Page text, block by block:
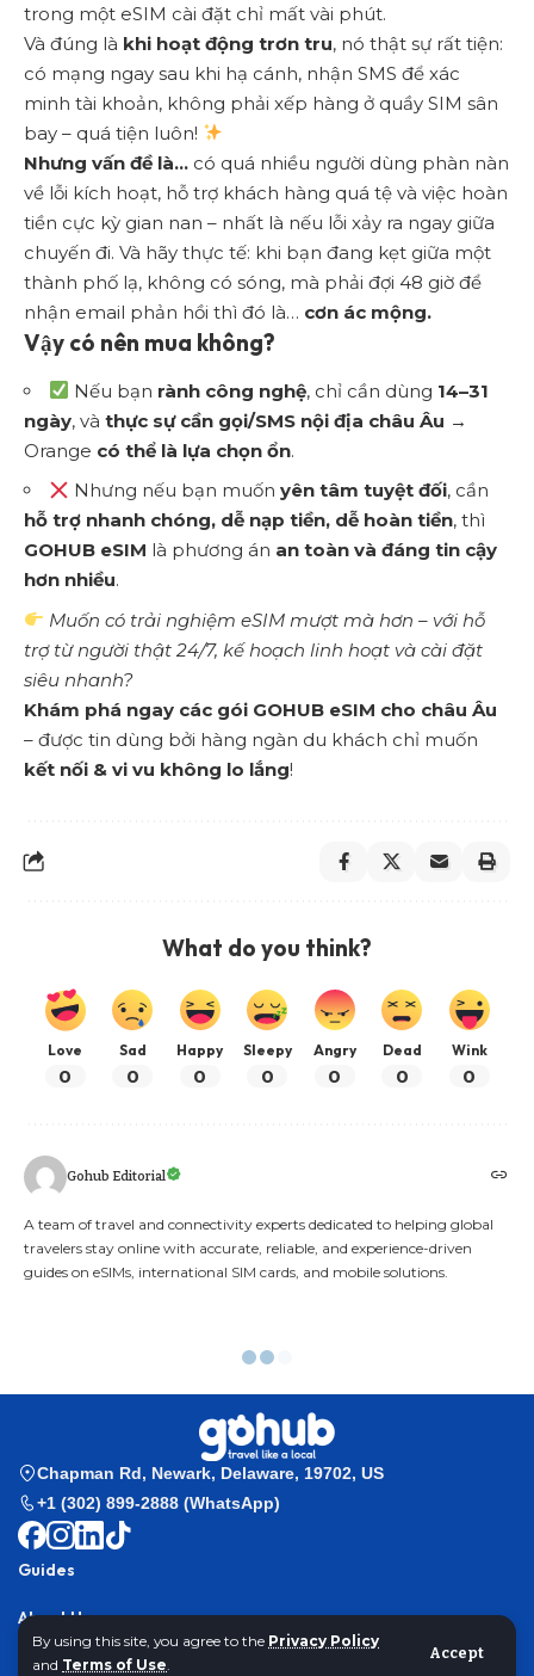
By using this site, you agree to the Privacy Policy
and Terms of Use.
Accept
trong một eSIM cài đặt chỉ mất vài phút.
Và đúng là khi hoạt động trơn tru, nó thật sự rất tiện:
có mạng ngay sau khi hạ cánh, nhận SMS để xác
minh tài khoản, không phải xếp hàng ở quầy SIM sân
bay – quá tiện luôn!
Nhưng vấn đề là… có quá nhiều người dùng phàn nàn
về lỗi kích hoạt, hỗ trợ khách hàng quá tệ và việc hoàn
tiền cực kỳ gian nan – nhất là nếu lỗi xảy ra ngay giữa
chuyến đi. Và hãy thực tế: khi bạn đang kẹt giữa một
thành phố lạ, không có sóng, mà phải đợi 48 giờ để
nhận email phản hồi thì đó là… cơn ác mộng.
Vậy có nên mua không?
Nếu bạn rành công nghệ, chỉ cần dùng 14–31
ngày, và thực sự cần gọi/SMS nội địa châu Âu →
Orange có thể là lựa chọn ổn.
Nhưng nếu bạn muốnyên tâm tuyệt đối, cần
hỗ trợ nhanh chóng, dễ nạp tiền, dễ hoàn tiền, thì
GOHUB eSIM là phương án an toàn và đáng tin cậy
hơn nhiều.
Muốn có trải nghiệm eSIM mượt mà hơn – với hỗ
trợ từ người thật 24/7, kế hoạch linh hoạt và cài đặt
siêu nhanh?
Khám phá ngay các gói GOHUB eSIM cho châu Âu
– được tin dùng bởi hàng ngàn du khách chỉ muốn
kết nối & vi vu không lo lắng!
What do you think?
Love
0
Sad
0
Happy
0
Sleepy
0
Angry
0
Dead
0
Wink
0
Gohub Editorial
A team of travel and connectivity experts dedicated to helping global
travelers stay online with accurate, reliable, and experience-driven
guides on eSIMs, international SIM cards, and mobile solutions.
Orange eSIM Europe
Gohub>Esim Guides>Orange eSIM Europe Review: Honest Take on
Coverage, Setup & Real Traveler Issues